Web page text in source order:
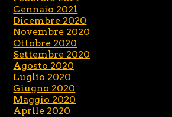
Gennaio 2021
Dicembre 2020
Novembre 2020
Ottobre 2020
Settembre 2020
Agosto 2020
Luglio 2020
Giugno 2020
Maggio 2020
Aprile 2020